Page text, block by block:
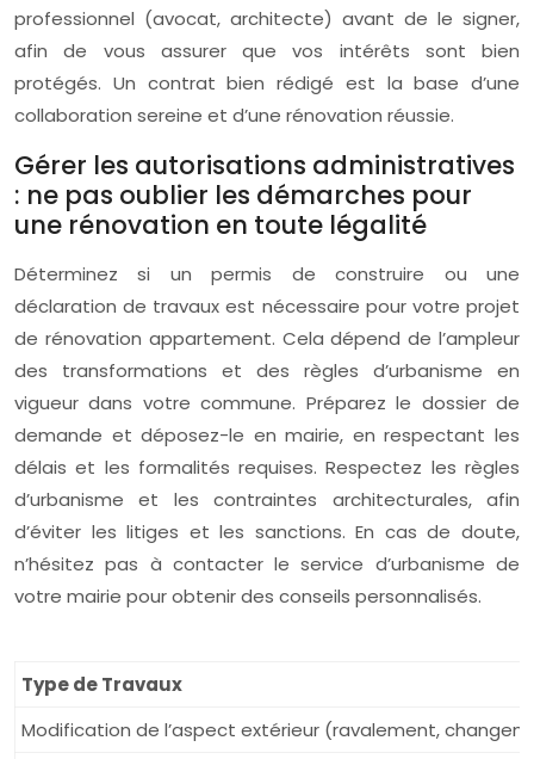
professionnel (avocat, architecte) avant de le signer,
afin de vous assurer que vos intérêts sont bien
protégés. Un contrat bien rédigé est la base d’une
collaboration sereine et d’une rénovation réussie.
Gérer les autorisations administratives
: ne pas oublier les démarches pour
une rénovation en toute légalité
Déterminez si un permis de construire ou une
déclaration de travaux est nécessaire pour votre projet
de rénovation appartement. Cela dépend de l’ampleur
des transformations et des règles d’urbanisme en
vigueur dans votre commune. Préparez le dossier de
demande et déposez-le en mairie, en respectant les
délais et les formalités requises. Respectez les règles
d’urbanisme et les contraintes architecturales, afin
d’éviter les litiges et les sanctions. En cas de doute,
n’hésitez pas à contacter le service d’urbanisme de
votre mairie pour obtenir des conseils personnalisés.
Type de Travaux
Modification de l’aspect extérieur (ravalement,